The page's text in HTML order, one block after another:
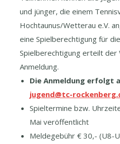
und jünger, die einem
Hochtaunus/Wetterau e.V.
eine Spielberechtigung für
Spielberechtigung erteilt der
Anmeldung.
Die Anmeldung erfolgt
jugend@tc-
Spieltermine bzw.
Mai veröffentlicht
Meldegebühr € 30,- (U8-